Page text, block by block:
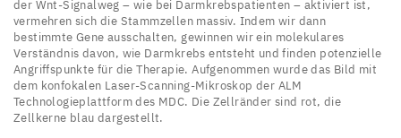
6−10
Uhr)
und
bringen
differenzierte
Kulturschale
oder
Hoffnung
für
der Wnt-Signalweg – wie bei Darmkrebspatienten – aktiviert ist,
vermehren sich die Stammzellen massiv. Indem wir dann
bestimmte Gene ausschalten, gewinnen wir ein molekulares
Verständnis davon, wie Darmkrebs entsteht und finden potenzielle
Angriffspunkte für die Therapie. Aufgenommen wurde das Bild mit
dem konfokalen Laser-Scanning-Mikroskop der ALM
Technologieplattform des MDC. Die Zellränder sind rot, die
Zellkerne blau dargestellt.